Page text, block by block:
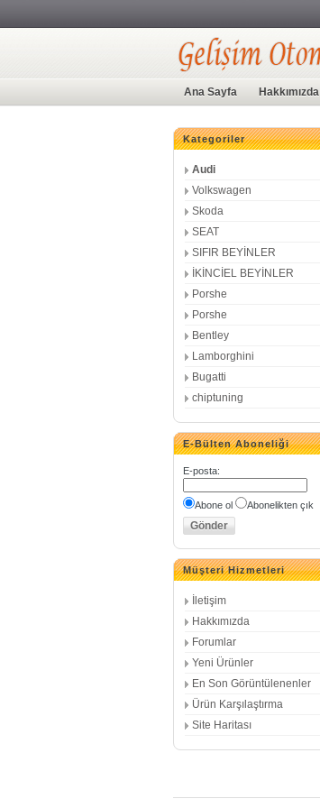
Ana Sayfa Hakkımızda
Kategoriler
Audi
Volkswagen
Skoda
SEAT
SIFIR BEYİNLER
İKİNCİEL BEYİNLER
Porshe
Porshe
Bentley
Lamborghini
Bugatti
chiptuning
E-Bülten Aboneliği
E-posta:
Abone ol Abonelikten çık
Müşteri Hizmetleri
İletişim
Hakkımızda
Forumlar
Yeni Ürünler
En Son Görüntülenenler
Ürün Karşılaştırma
Site Haritası